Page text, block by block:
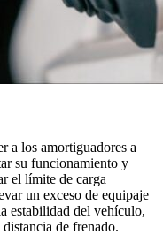
a los amortiguadores a
su funcionamiento y
el límite de carga
un exceso de equipaje
estabilidad del vehículo,
de frenado.